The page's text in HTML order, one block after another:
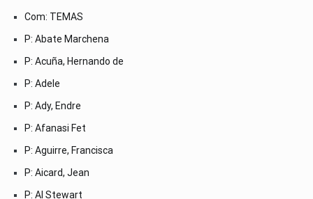
Com: TEMAS
P: Abate Marchena
P: Acuña, Hernando de
P: Adele
P: Ady, Endre
P: Afanasi Fet
P: Aguirre, Francisca
P: Aicard, Jean
P: Al Stewart